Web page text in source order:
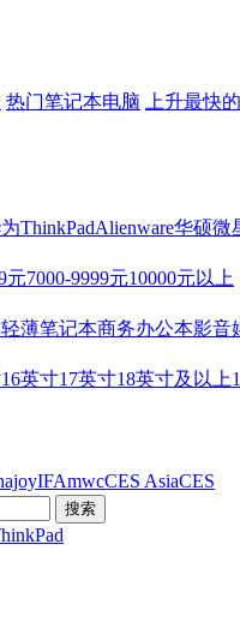
热门笔记本电脑 上升最快
ThinkPadAlienware华硕微
元7000-9999元10000元以上
轻薄笔记本商务办公本影音
16英寸17英寸18英寸及以上
IFAmwcCES AsiaCES